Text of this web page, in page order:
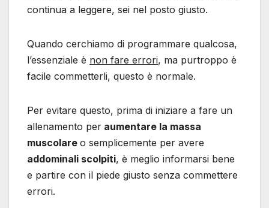
continua a leggere, sei nel posto giusto.
Quando cerchiamo di programmare qualcosa,
l’essenziale è non fare errori, ma purtroppo è
facile commetterli, questo è normale.
Per evitare questo, prima di iniziare a fare un
allenamento per aumentare la massa
muscolare o semplicemente per avere
addominali scolpiti, è meglio informarsi bene
e partire con il piede giusto senza commettere
errori.